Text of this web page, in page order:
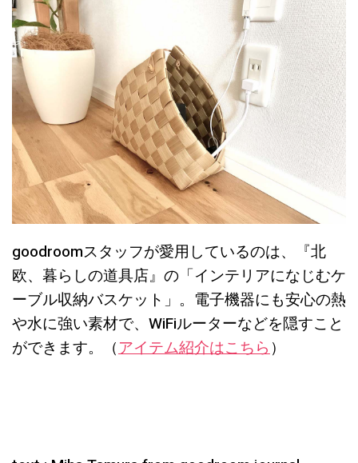
goodroomスタッフが愛用しているのは、『北
欧、暮らしの道具店』の「インテリアになじむケ
ーブル収納バスケット」。電子機器にも安心の熱
や水に強い素材で、WiFiルーターなどを隠すこと
ができます。（アイテム紹介はこちら）